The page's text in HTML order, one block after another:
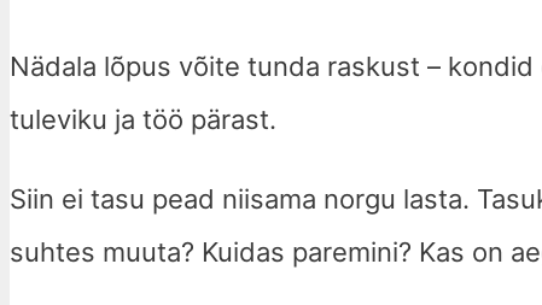
Nädala lõpus võite tunda raskust –
tuleviku ja töö pärast.
Siin ei tasu pead niisama norgu lasta.
suhtes muuta? Kuidas paremini? Kas on